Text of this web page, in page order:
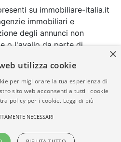
su immobiliare-italia.it
immobiliari e
degli annunci non
o l'avallo da parte di
immobiliare-italia.it
della veridicità, della
della normativa in
alcun altro aspetto dei
Powered by
×
utilizza cookie
per migliorare la tua esperienza di
sito web acconsenti a tutti i cookie
policy per i cookie. Leggi di più
NECESSARI